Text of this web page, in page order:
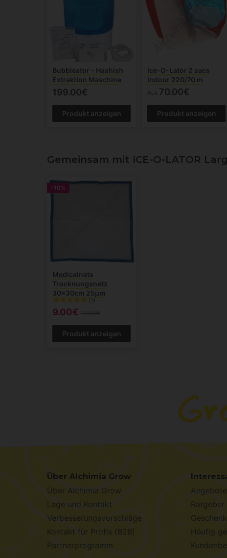
Bubbleator - Hashish
Extraktion Maschine
199.00€
Produkt anzeigen
Ice-O-Lator 2 sacs
Indoor 220/70 m
Aus 70.00€
Produkt anzeigen
Gemeinsam mit ICE-O-LATOR
-10%
Medicalnets
Trocknungsnetz
30x30cm 25µm
(1)
9.00€
Produkt anzeigen
Über Alchimia Grow
Über Alchimia Grow
Lage und Kontakt
Verbesserungsvorschläge
Kontakt für Profis (B2B)
Partnerprogramm
Angebote
Ratgeber
Häufig